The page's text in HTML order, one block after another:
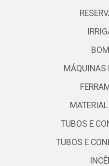
MÁQUINAS
TUBOS E
TUBOS E